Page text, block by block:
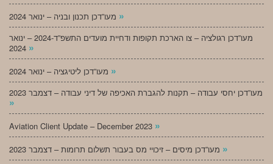
»
מעו”דכן רגולציה – צו הארכת תקופות ודחיית מועדים התשפ”ד-2024 – ינואר
»
»
מעו”דכן יחסי עבודה – תקנות להגברת האכיפה של דיני עבודה – דצמבר 2023
»
Aviation Client Update – December 2023 »
»